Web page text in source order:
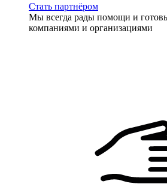
Стать партнёром
Мы всегда рады помощи и
компаниями и организациями